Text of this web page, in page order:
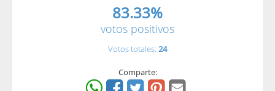
83.33%
votos positivos
Votos totales: 24
Comparte: